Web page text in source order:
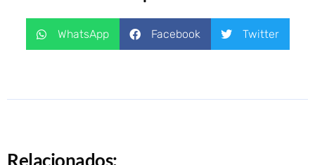
WhatsApp Facebook Twitter
Relacionados: